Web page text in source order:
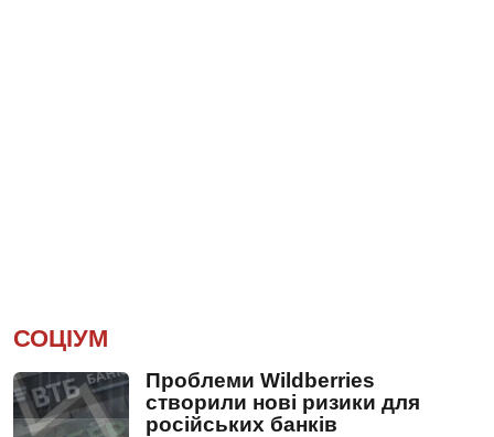
СОЦІУМ
Проблеми Wildberries
створили нові ризики для
російських банків